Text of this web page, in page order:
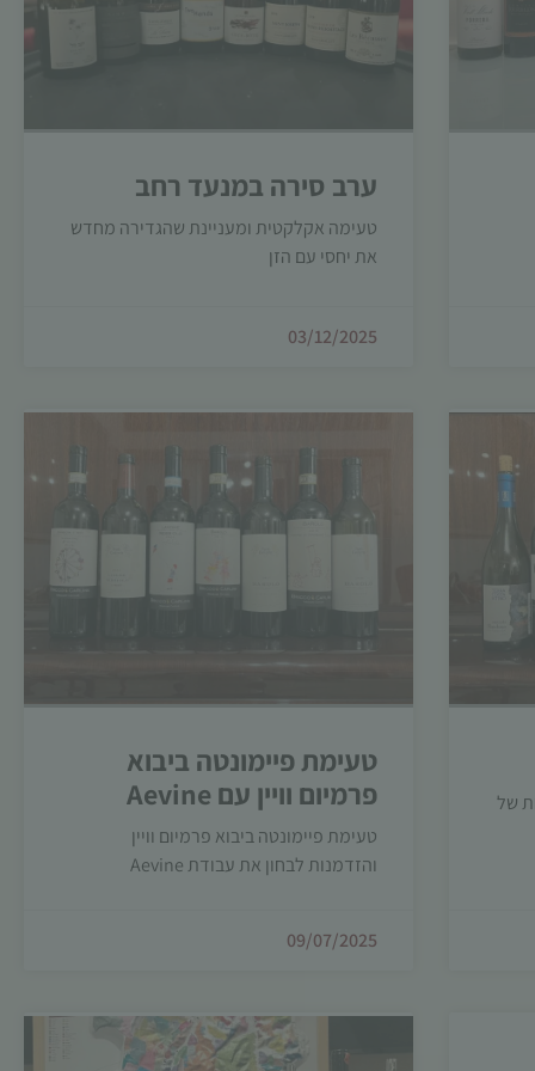
ערב סירה במנעד רחב
טעימה אקלקטית ומעניינת שהגדירה מחדש
את יחסי עם הזן
03/12/2025
של
טעימת פיימונטה ביבוא
פרמיום וויין עם Aevine
טעימת פיימונטה ביבוא פרמיום וויין
והזדמנות לבחון את עבודת Aevine
09/07/2025